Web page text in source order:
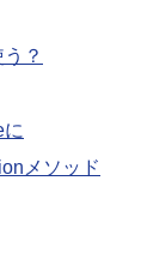
？
メソッド